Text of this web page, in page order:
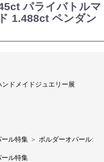
パライバトルマ
1.488ct ペンダン
ドメイドジュエリー展
ール特集 ＞ ボルダーオパール:
ール特集